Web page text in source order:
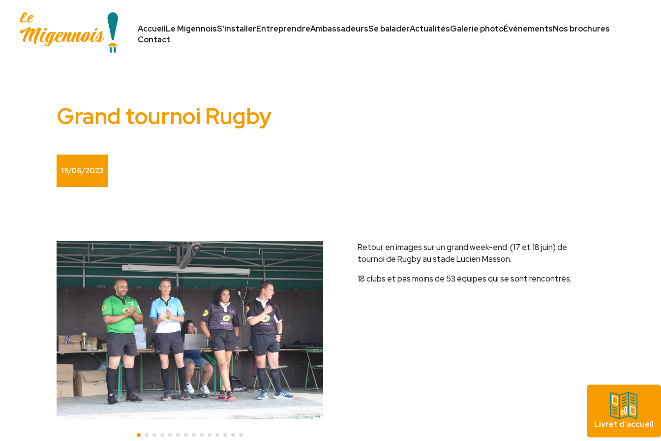
AccueilLe MigennoisS'installerEntreprendreAmbassadeursSe baladerActualitésGalerie photoÉvènementsNos brochures
Contact
Livret d'accueil
Grand tournoi Rugby
19/06/2023
Retour en images sur un grand week-end (17 et 18 juin) de
tournoi de Rugby au stade Lucien Masson.
18 clubs et pas moins de 53 équipes qui se sont rencontrés.